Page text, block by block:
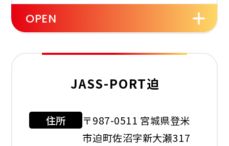
レスト
利用可能カード
OPEN
JASS-PORT迫
住所
〒987-0511 宮城県登米
市迫町佐沼字新大瀬317